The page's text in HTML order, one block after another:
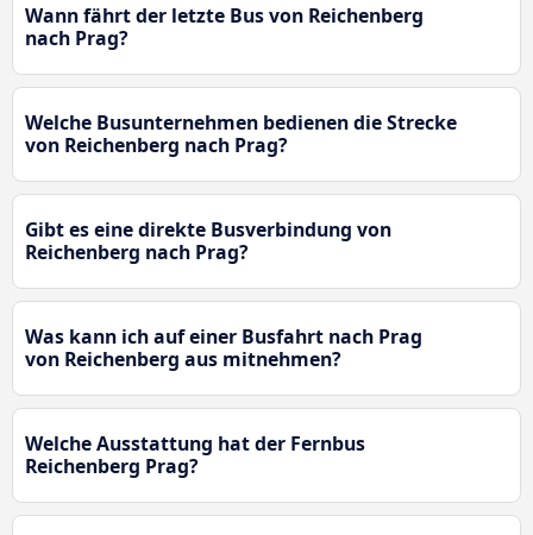
Wann fährt der letzte Bus von Reichenberg
nach Prag?
Welche Busunternehmen bedienen die Strecke
von Reichenberg nach Prag?
Gibt es eine direkte Busverbindung von
Reichenberg nach Prag?
Was kann ich auf einer Busfahrt nach Prag
von Reichenberg aus mitnehmen?
Welche Ausstattung hat der Fernbus
Reichenberg Prag?